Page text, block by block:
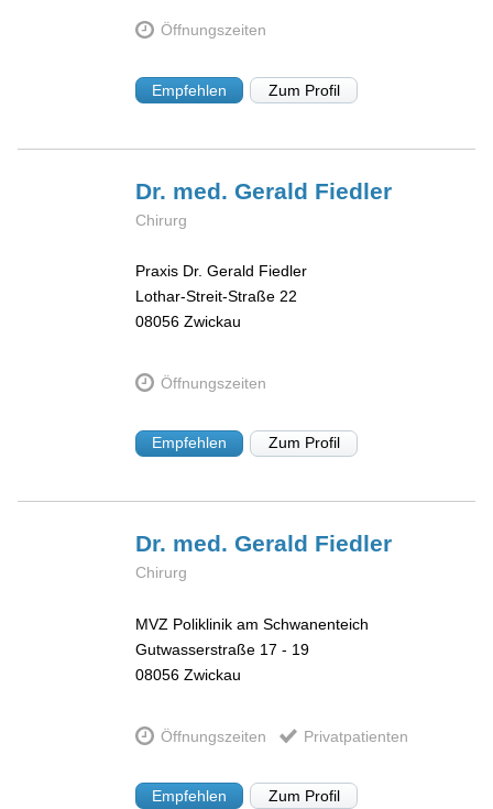
Öffnungszeiten
Empfehlen Zum Profil
Dr. med. Gerald Fiedler
Chirurg
Praxis Dr. Gerald Fiedler
Lothar-Streit-Straße 22
08056 Zwickau
Öffnungszeiten
Empfehlen Zum Profil
Dr. med. Gerald Fiedler
Chirurg
MVZ Poliklinik am Schwanenteich
Gutwasserstraße 17 - 19
08056 Zwickau
Öffnungszeiten Privatpatienten
Empfehlen Zum Profil